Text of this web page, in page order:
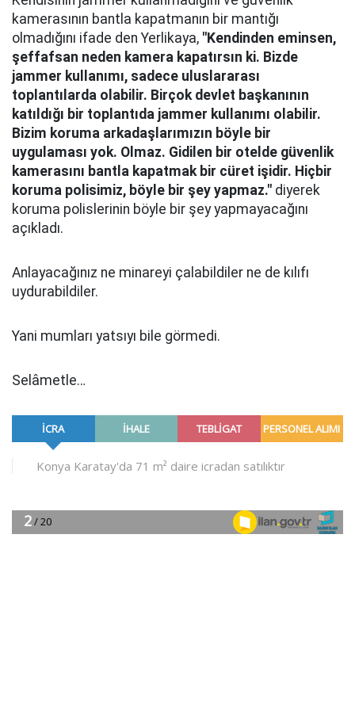
kamerasının bantla kapatmanın bir mantığı
olmadığını ifade den Yerlikaya, "Kendinden eminsen,
şeffafsan neden kamera kapatırsın ki. Bizde
jammer kullanımı, sadece uluslararası
toplantılarda olabilir. Birçok devlet başkanının
katıldığı bir toplantıda jammer kullanımı olabilir.
Bizim koruma arkadaşlarımızın böyle bir
uygulaması yok. Olmaz. Gidilen bir otelde güvenlik
kamerasını bantla kapatmak bir cüret işidir. Hiçbir
koruma polisimiz, böyle bir şey yapmaz." diyerek
koruma polislerinin böyle bir şey yapmayacağını
açıkladı.
Anlayacağınız ne minareyi çalabildiler ne de kılıfı
uydurabildiler.
Yani mumları yatsıyı bile görmedi.
Selâmetle…